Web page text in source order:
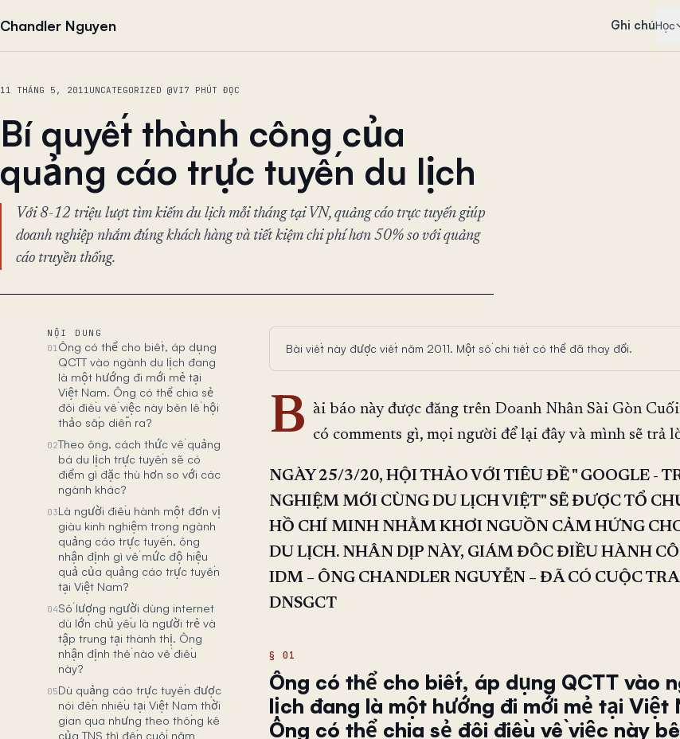
Chandler Nguyen Ghi chúHọc
11 THÁNG 5, 2011UNCATEGORIZED @VI7 PHÚT ĐỌC
Bí quyết thành công của
quảng cáo trực tuyến du lịch
Với 8-12 triệu lượt tìm kiếm du lịch mỗi tháng tại VN, quảng cáo trực tuyến giúp
doanh nghiệp nhắm đúng khách hàng và tiết kiệm chi phí hơn 50% so với quảng
cáo truyền thống.
NỘI DUNG
01Ông có thể cho biết, áp dụng
QCTT vào ngành du lịch đang
là một hướng đi mới mẻ tại
Việt Nam. Ông có thể chia sẻ
đôi điều về việc này bên lề hội
thảo sắp diễn ra?
02Theo ông, cách thức về quảng
bá du lịch trực tuyến sẽ có
điểm gì đặc thù hơn so với các
ngành khác?
03Là người điều hành một đơn vị
giàu kinh nghiệm trong ngành
quảng cáo trực tuyến, ông
nhận định gì về mức độ hiệu
quả của quảng cáo trực tuyến
tại Việt Nam?
04Số lượng người dùng internet
dù lớn chủ yếu là người trẻ và
tập trung tại thành thị. Ông
nhận định thế nào về điều
này?
05Dù quảng cáo trực tuyến được
nói đến nhiều tại Việt Nam thời
gian qua nhưng theo thống kê
của TNS thì đến cuối năm
Bài viết này được viết năm 2011. Một số chi tiết có thể đã thay đổi.
B ài báo này được đăng trên Doanh Nhân Sài Gòn
có comments gì, mọi người để lại đây và mình sẽ trả
NGÀY 25/3/20, HỘI THẢO VỚI TIÊU ĐỀ " GOOGLE -
NGHIỆM MỚI CÙNG DU LỊCH VIỆT" SẼ ĐƯỢC TỔ
HỒ CHÍ MINH NHẰM KHƠI NGUỒN CẢM HỨNG
DU LỊCH. NHÂN DỊP NÀY, GIÁM ĐÔC ĐIỀU HÀNH
IDM – ÔNG CHANDLER NGUYỄN – ĐÃ CÓ CUỘC
DNSGCT
Ông có thể cho biết, áp dụng QCTT vào
lịch đang là một hướng đi mới mẻ tại Việt
Ông có thể chia sẻ đôi điều về việc này